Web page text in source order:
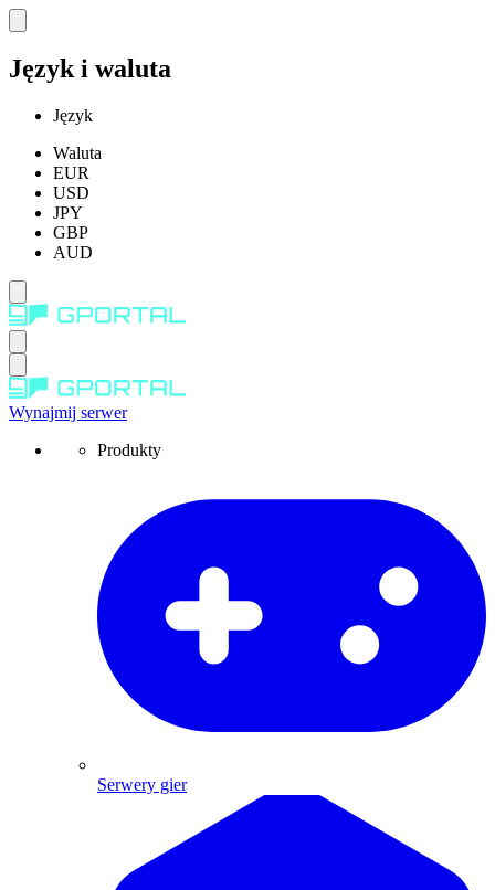
Język i waluta
Język
Waluta
EUR
USD
JPY
GBP
AUD
Wynajmij serwer
Produkty
Serwery gier